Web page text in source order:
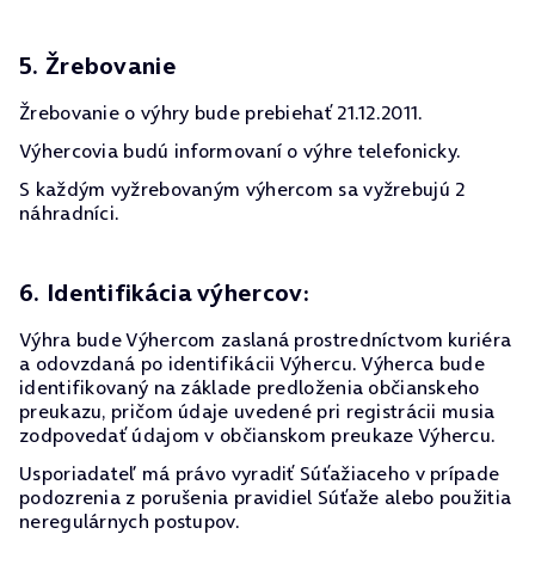
5. Žrebovanie
Žrebovanie o výhry bude prebiehať 21.12.2011.
Výhercovia budú informovaní o výhre telefonicky.
S každým vyžrebovaným výhercom sa vyžrebujú 2
náhradníci.
6. Identifikácia výhercov:
Výhra bude Výhercom zaslaná prostredníctvom kuriéra
a odovzdaná po identifikácii Výhercu. Výherca bude
identifikovaný na základe predloženia občianskeho
preukazu, pričom údaje uvedené pri registrácii musia
zodpovedať údajom v občianskom preukaze Výhercu.
Usporiadateľ má právo vyradiť Súťažiaceho v prípade
podozrenia z porušenia pravidiel Súťaže alebo použitia
neregulárnych postupov.